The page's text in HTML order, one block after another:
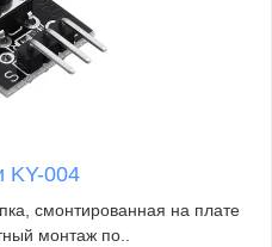
KY-004
смонтированная на плате
монтаж по..